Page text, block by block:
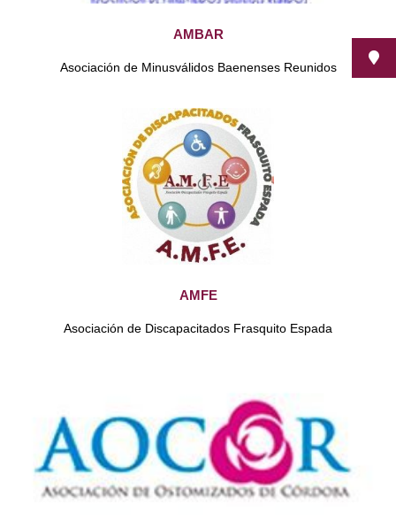
AMBAR
Asociación de Minusválidos Baenenses Reunidos
AMFE
Asociación de Discapacitados Frasquito Espada